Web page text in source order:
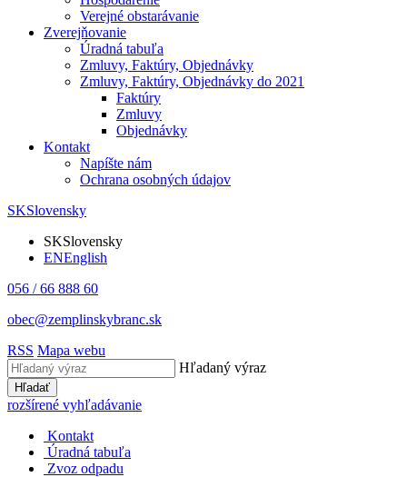
Verejné obstarávanie
Zverejňovanie
Úradná tabuľa
Zmluvy, Faktúry, Objednávky
Zmluvy, Faktúry, Objednávky do 2021
Faktúry
Zmluvy
Objednávky
Kontakt
Napíšte nám
Ochrana osobných údajov
SKSlovensky
SKSlovensky
ENEnglish
056 / 66 888 60
obec@zemplinskybranc.sk
RSS Mapa webu
Hľadaný výraz
Hľadať
rozšírené vyhľadávanie
Kontakt
Úradná tabuľa
Zvoz odpadu